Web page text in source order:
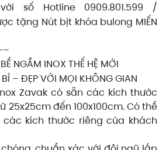
số Hotline 0909.801.599 /
tặng Nút bịt khóa bulong MIẾN
NGẦM INOX THẾ HỆ MỚI
– ĐẸP VỚI MỌI KHÔNG GIAN
Zavak có sẵn các kích thước
25x25cm đến 100x100cm. Có thể
kích thước riêng của khách